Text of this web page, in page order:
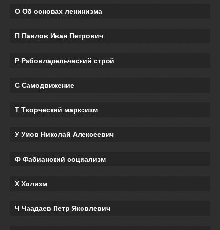
О Об основах ленинизма
П Павлов Иван Петрович
Р Рабовладельческий строй
С Самодвижение
Т Творческий марксизм
У Умов Николай Алексеевич
Ф Фабианский социализм
Х Холизм
Ч Чаадаев Петр Яковлевич